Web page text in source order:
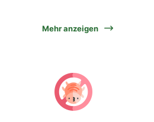
Mehr anzeigen